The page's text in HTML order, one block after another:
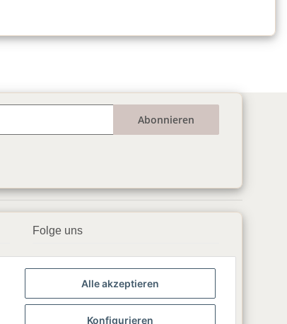
Abonnieren
Folge uns
▶️ YouTube
📸 Instagram
Alle akzeptieren
Konfigurieren